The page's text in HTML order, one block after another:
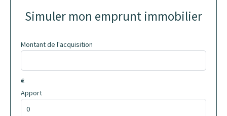
Simuler mon emprunt immobilier
Montant de l'acquisition
€
Apport